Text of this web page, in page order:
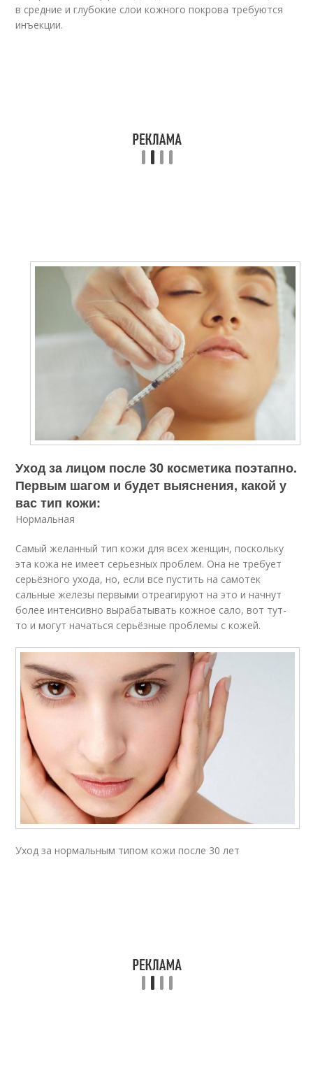
в средние и глубокие слои кожного покрова требуются
инъекции.
Уход за лицом после 30 косметика поэтапно.
Первым шагом и будет выяснения, какой у
вас тип кожи:
Нормальная
Самый желанный тип кожи для всех женщин, поскольку
эта кожа не имеет серьезных проблем. Она не требует
серьёзного ухода, но, если все пустить на самотек
сальные железы первыми отреагируют на это и начнут
более интенсивно вырабатывать кожное сало, вот тут-
то и могут начаться серьёзные проблемы с кожей.
Уход за нормальным типом кожи после 30 лет